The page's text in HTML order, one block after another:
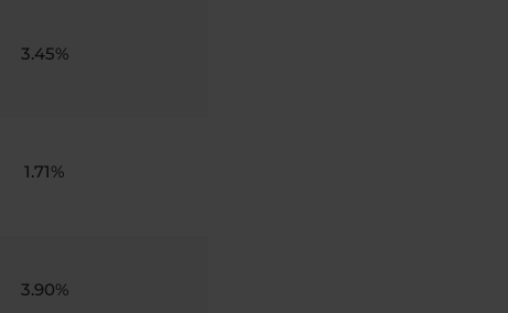
3.45%
1.71%
3.90%